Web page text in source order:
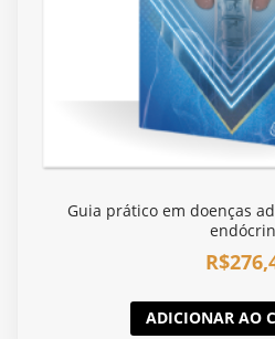
Guia prático em doenças
R$
ADICIONAR AO